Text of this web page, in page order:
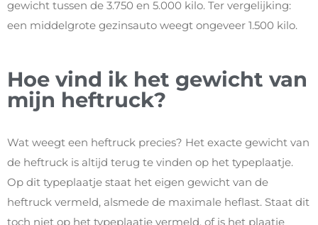
gewicht tussen de 3.750 en 5.000 kilo. Ter vergelijking:
een middelgrote gezinsauto weegt ongeveer 1.500 kilo.
Hoe vind ik het gewicht van
mijn heftruck?
Wat weegt een heftruck precies? Het exacte gewicht van
de heftruck is altijd terug te vinden op het typeplaatje.
Op dit typeplaatje staat het eigen gewicht van de
heftruck vermeld, alsmede de maximale heflast. Staat dit
toch niet op het typeplaatje vermeld, of is het plaatje